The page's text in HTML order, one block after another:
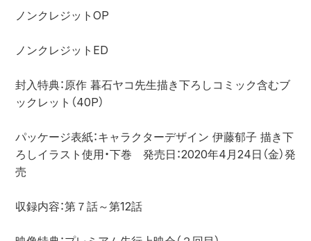
ノンクレジットOP
ノンクレジットED
封入特典：原作 暮石ヤコ先生描き下ろしコミック含むブ
ックレット（40P）
パッケージ表紙：キャラクターデザイン 伊藤郁子 描き下
ろしイラスト使用・下巻　発売日：2020年4月24日（金）発
売
収録内容：第７話～第12話